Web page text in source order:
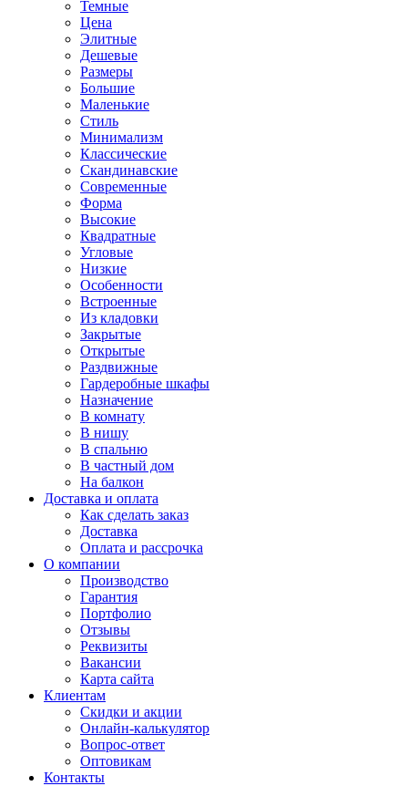
Темные
Цена
Элитные
Дешевые
Размеры
Большие
Маленькие
Стиль
Минимализм
Классические
Скандинавские
Современные
Форма
Высокие
Квадратные
Угловые
Низкие
Особенности
Встроенные
Из кладовки
Закрытые
Открытые
Раздвижные
Гардеробные шкафы
Назначение
В комнату
В нишу
В спальню
В частный дом
На балкон
Доставка и оплата
Как сделать заказ
Доставка
Оплата и рассрочка
О компании
Производство
Гарантия
Портфолио
Отзывы
Реквизиты
Вакансии
Карта сайта
Клиентам
Скидки и акции
Онлайн-калькулятор
Вопрос-ответ
Оптовикам
Контакты